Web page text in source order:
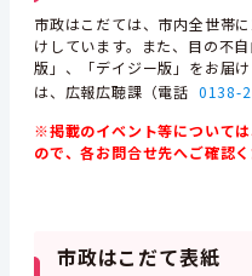
市政はこだては、市内全世帯
けしています。また、目の不
版」、「デイジー版」をお届
は、広報広聴課（電話 0138-
※掲載のイベント等について
ので、各お問合せ先へご確認く
市政はこだて表紙